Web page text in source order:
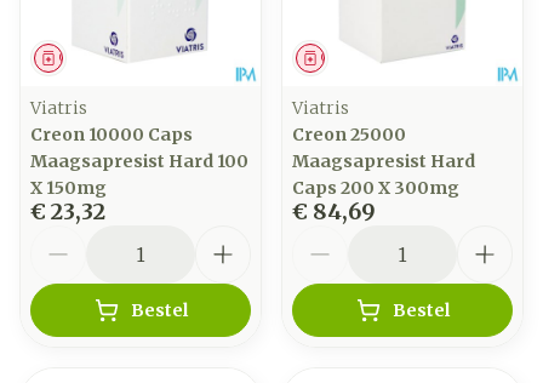
Geneesmiddel
Viatris
Creon 10000 Caps
Maagsapresist Hard 100
X 150mg
€ 23,32
Bestel
Geneesmiddel
Viatris
Creon 25000
Maagsapresist Hard
Caps 200 X 300mg
€ 84,69
Bestel